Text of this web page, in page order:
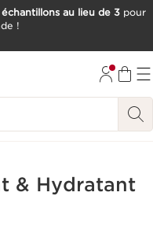
au lieu de 3 pour
!
& Hydratant